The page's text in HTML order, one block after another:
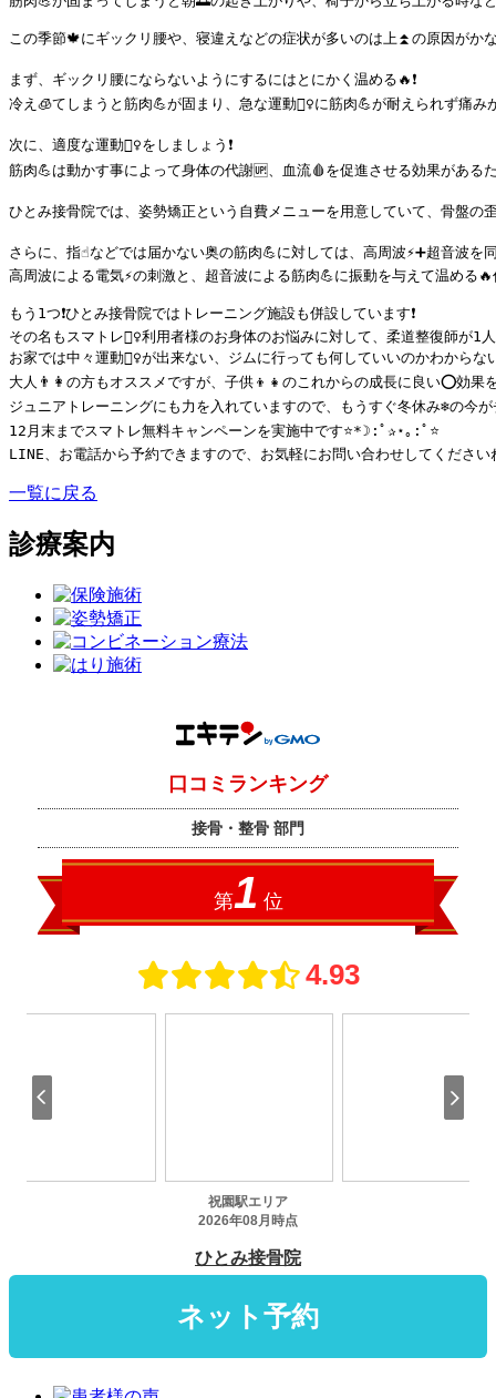
この季節🍁にギックリ腰や、寝違えなどの症状が多いのは上⏫の原因がか
まず、ギックリ腰にならないようにするにはとにかく温める🔥❗️
冷え🧊てしまうと筋肉💪が固まり、急な運動🏃‍♀️に筋肉💪が耐えられず痛み
次に、適度な運動🏃‍♀️をしましょう❗️
筋肉💪は動かす事によって身体の代謝🆙、血流🩸を促進させる効果がある
ひとみ接骨院では、姿勢矯正という自費メニューを用意していて、骨盤の
さらに、指☝️などでは届かない奥の筋肉💪に対しては、高周波⚡️➕超音波
高周波による電気⚡️の刺激と、超音波による筋肉💪に振動を与えて温める
もう1つ❗️ひとみ接骨院ではトレーニング施設も併設しています❗️
その名もスマトレ🏃‍♀️利用者様のお身体のお悩みに対して、柔道整復師が
お家では中々運動🏃‍♀️が出来ない、ジムに行っても何していいのかわからな
大人👨👩の方もオススメですが、子供👦👧のこれからの成長に良い⭕️効果
ジュニアトレーニングにも力を入れていますので、もうすぐ冬休み❄️の今が
12月末までスマトレ無料キャンペーンを実施中です⭐️*☽:ﾟ✰⋆｡:ﾟ⭐️
一覧に戻る
診療案内